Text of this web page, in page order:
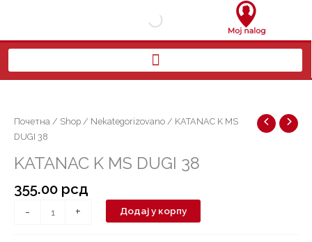
Почетна / Shop / Nekategorizovano / KATANAC K MS
DUGI 38
KATANAC K MS DUGI 38
355.00 рсд
-
MS
DUGI
количина
+ Додај у корпу